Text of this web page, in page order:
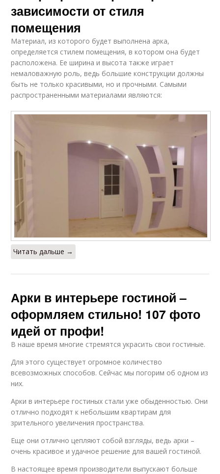
зависимости от стиля
помещения
Материал, из которого будет выполнена арка,
определяется стилем помещения, в котором она будет
расположена. Ее ширина и высота также играет
немаловажную роль, ведь большие конструкции должны
быть не только красивыми, но и прочными. Самыми
распространенными материалами являются:
Читать дальше →
Арки в интерьере гостиной –
оформляем стильно! 107 фото
идей от профи!
В наше время многие стремятся украсить свои гостиные.
Для этого существует огромное количество
всевозможных способов. Сейчас мы погорим об одном из
них.
Арки в интерьере гостиных стали уже обыденностью. Они
отлично подходят к небольшим квартирам для
зрительного увеличения пространства.
Еще они отлично цепляют собой взгляды, ведь арки –
очень красивое и удачное решение для вашей гостиной.
В настоящее время производители выпускают больше